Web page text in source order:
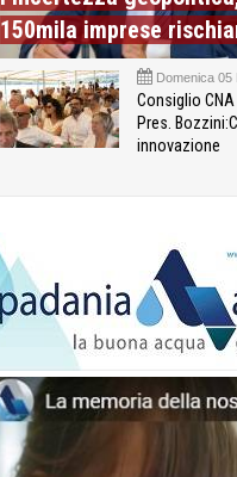
150mila imprese
Domenica 05
Consiglio
Pres.
innovazione